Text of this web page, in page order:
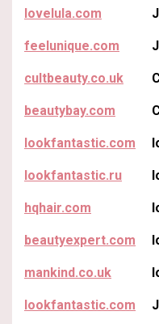
lovelula.com
feelunique.com
cultbeauty.co.uk
beautybay.com
lookfantastic.com
lookfantastic.ru
hqhair.com
beautyexpert.com
mankind.co.uk
lookfantastic.com